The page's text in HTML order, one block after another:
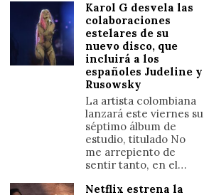
Reflexiones
LINKS
Política de cookies (UE)
Términos y condiciones
+34633110958
Karol G desvela las
colaboraciones
estelares de su
nuevo disco, que
incluirá a los
españoles Judeline y
Rusowsky
La artista colombiana
lanzará este viernes su
séptimo álbum de
estudio, titulado No
me arrepiento de
sentir tanto, en el…
Netflix estrena la